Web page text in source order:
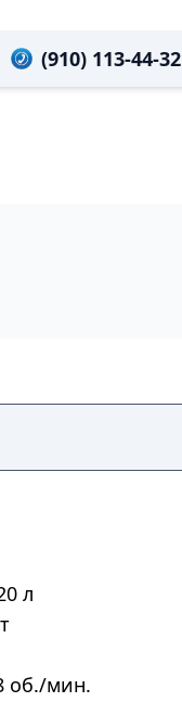
(910) 113-44-32
л
об./мин.